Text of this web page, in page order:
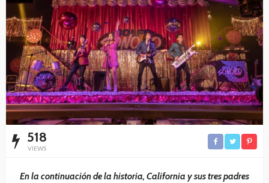
518
VIEWS
En la continuación de la historia, California y sus tres padres